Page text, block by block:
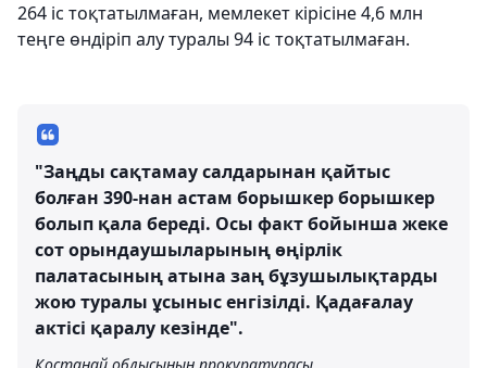
264 іс тоқтатылмаған, мемлекет кірісіне 4,6 млн
теңге өндіріп алу туралы 94 іс тоқтатылмаған.
"Заңды сақтамау салдарынан қайтыс
болған 390-нан астам борышкер борышкер
болып қала береді. Осы факт бойынша жеке
сот орындаушыларының өңірлік
палатасының атына заң бұзушылықтарды
жою туралы ұсыныс енгізілді. Қадағалау
актісі қаралу кезінде".